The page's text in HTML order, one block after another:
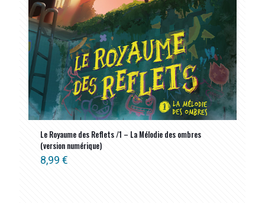
Le Royaume des Reflets /1 – La Mélodie des ombres
(version numérique)
8,99 €